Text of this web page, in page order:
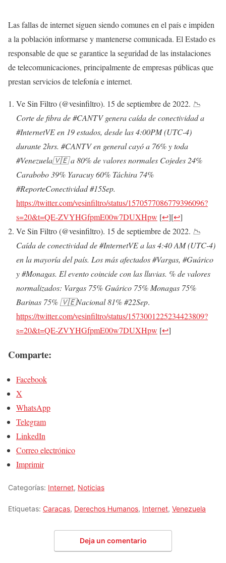
Las fallas de internet siguen siendo comunes en el país e impiden
a la población informarse y mantenerse comunicada. El Estado es
responsable de que se garantice la seguridad de las instalaciones
de telecomunicaciones, principalmente de empresas públicas que
prestan servicios de telefonía e internet.
Ve Sin Filtro (@vesinfiltro). 15 de septiembre de 2022. 📉
Corte de fibra de #CANTV genera caída de conectividad a
#InternetVE en 19 estados, desde las 4:00PM (UTC-4)
durante 2hrs. #CANTV en general cayó a 76% y toda
#Venezuela🇻🇪 a 80% de valores normales Cojedes 24%
Carabobo 39% Yaracuy 60% Táchira 74%
#ReporteConectividad #15Sep.
https://twitter.com/vesinfiltro/status/1570577086779396096?
s=20&t=QE-ZVYHGfpmE00w7DUXHpw [↩][↩]
Ve Sin Filtro (@vesinfiltro). 15 de septiembre de 2022. 📉
Caída de conectividad de #InternetVE a las 4:40 AM (UTC-4)
en la mayoría del país. Los más afectados #Vargas, #Guárico
y #Monagas. El evento coincide con las lluvias. % de valores
normalizados: Vargas 75% Guárico 75% Monagas 75%
Barinas 75% 🇻🇪Nacional 81% #22Sep.
https://twitter.com/vesinfiltro/status/1573001225234423809?
s=20&t=QE-ZVYHGfpmE00w7DUXHpw [↩]
Comparte:
Facebook
X
WhatsApp
Telegram
LinkedIn
Correo electrónico
Imprimir
Categorías: Internet, Noticias
Etiquetas: Caracas, Derechos Humanos, Internet, Venezuela
Deja un comentario